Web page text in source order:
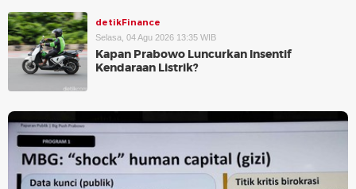
detikFinance
Selasa, 04 Agu 2026 13:35 WIB
Kapan Prabowo Luncurkan Insentif
Kendaraan Listrik?